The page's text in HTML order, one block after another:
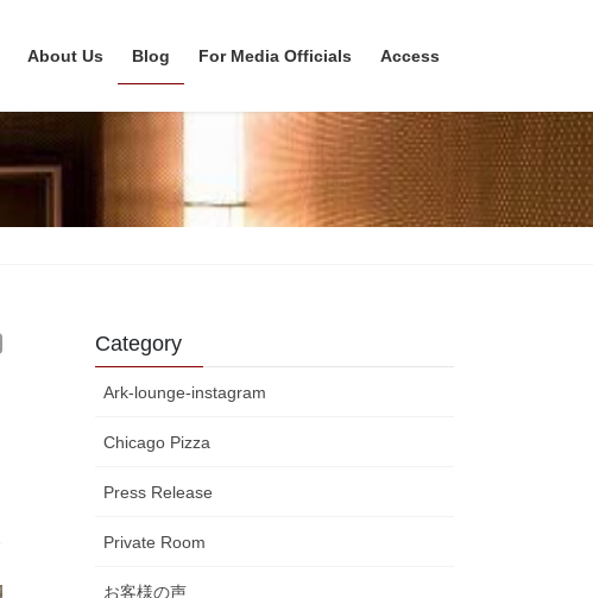
About Us Blog For Media Officials Access
Category
Ark-lounge-instagram
Chicago Pizza
Press Release
Private Room
お客様の声